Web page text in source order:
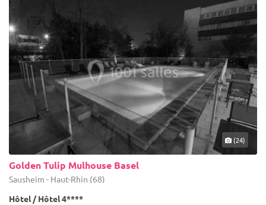
(24)
Golden Tulip Mulhouse Basel
Sausheim - Haut-Rhin (68)
Hôtel / Hôtel 4****